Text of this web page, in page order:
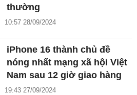
thường
10:57 28/09/2024
iPhone 16 thành chủ đề
nóng nhất mạng xã hội Việt
Nam sau 12 giờ giao hàng
19:43 27/09/2024